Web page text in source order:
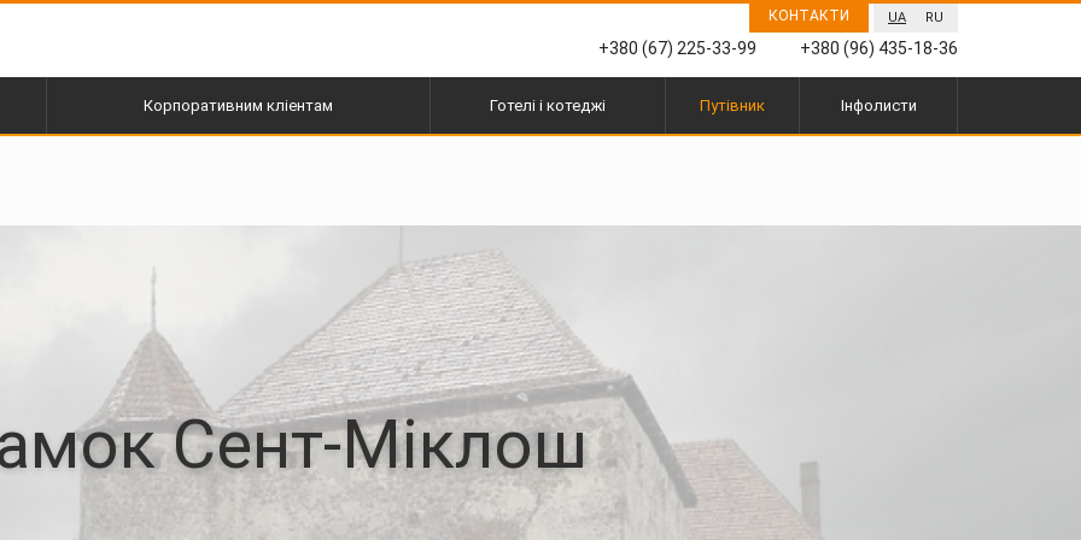
UA RU
КОНТАКТИ
+380 (67) 225-33-99 +380 (96) 435-18-36
Корпоративним кліентам Готелі і котеджі Путівник Інфолисти
Сент-Міклош